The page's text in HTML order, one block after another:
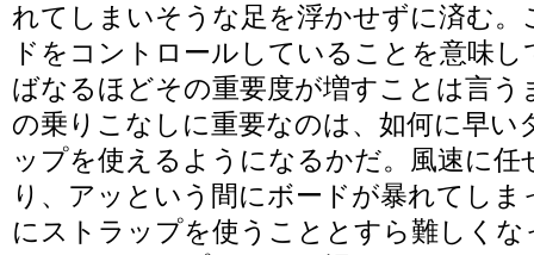
れてしまいそうな足を浮かせずに済む。
ドをコントロールしていることを意味
ばなるほどその重要度が増すことは言う
の乗りこなしに重要なのは、如何に早い
ップを使えるようになるかだ。風速に
り、アッという間にボードが暴れてし
にストラップを使うこととすら難しく